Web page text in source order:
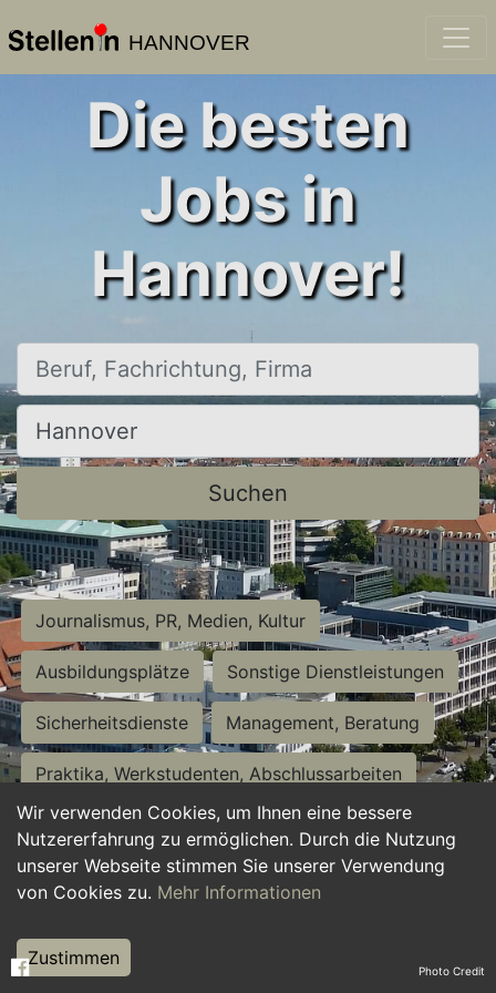
HANNOVER
Wir verwenden Cookies, um Ihnen eine bessere
Nutzererfahrung zu ermöglichen. Durch die Nutzung
unserer Webseite stimmen Sie unserer Verwendung
von Cookies zu. Mehr Informationen
Zustimmen
Die besten
Jobs in
Hannover!
Beruf, Fachrichtung, Firma
Ort, Stadt
Suchen
Journalismus, PR, Medien, Kultur
Ausbildungsplätze Sonstige Dienstleistungen
Sicherheitsdienste Management, Beratung
Praktika, Werkstudenten, Abschlussarbeiten
Personalwesen Assistenz, Sekretariat
Hilfskräfte, Aushilfs- und Nebenjobs
Weiterbildung, Studium, duale Ausbildung Photo Credit